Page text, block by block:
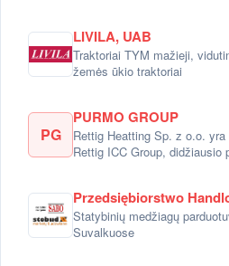
LIVILA, UAB
Traktoriai TYM mažieji,
žemės ūkio traktoriai
PG
PURMO GROUP
Rettig Heatting Sp. z o.o. yra
Rettig ICC Group, didžiausio
Przedsiębiorstwo
Statybinių medžiagų
Suvalkuose